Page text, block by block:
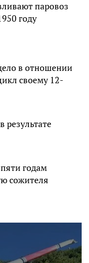
паровоз
году
в отношении
своему 12-
результате
годам
сожителя